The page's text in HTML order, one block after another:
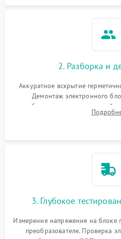
2. Разборка и
Аккуратное вскрытие
Демонтаж электронного
преобразователя и оптической
на окисление и проверка
3. Глубокое
Измерение напряжения на блоке
преобразователе. Проверка